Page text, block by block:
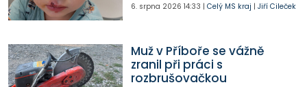
6. srpna 2026 14:33 | Celý MS kraj | Jiří Cileček
Muž v Příboře se vážně
zranil při práci s
rozbrušovačkou